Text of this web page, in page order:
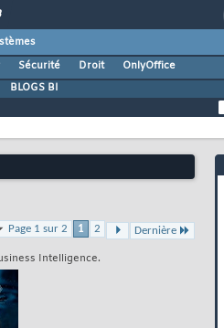
Sécurité Droit
OnlyOffice
BLOGS BI
Page 1 sur 2 1 2 Dernière
Intelligence.